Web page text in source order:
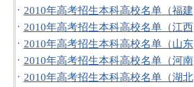
· 2010年高考招生本科高校名单（福建
· 2010年高考招生本科高校名单（江西
· 2010年高考招生本科高校名单（山东
· 2010年高考招生本科高校名单（河南
· 2010年高考招生本科高校名单（湖北